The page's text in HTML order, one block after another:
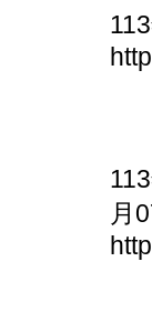
月